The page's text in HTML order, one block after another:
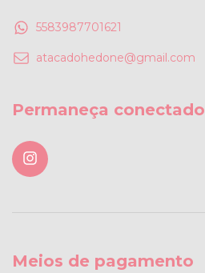
5583987701621
atacadohedone@gmail.com
Permaneça conectado
Meios de pagamento